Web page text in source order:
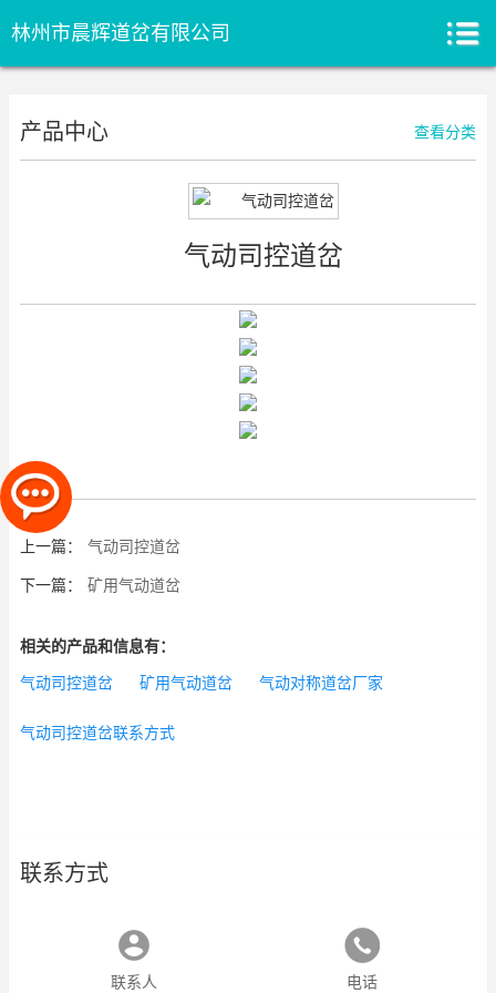
林州市晨辉道岔有限公司
产品中心 查看分类
气动司控道岔
上一篇： 气动司控道岔
下一篇： 矿用气动道岔
相关的产品和信息有：
气动司控道岔 矿用气动道岔 气动对称道岔厂家
气动司控道岔联系方式
联系方式
联系人 电话